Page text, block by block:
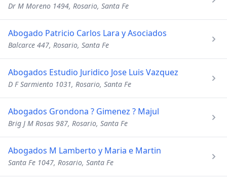
Dr M Moreno 1494, Rosario, Santa Fe
Abogado Patricio Carlos Lara y Asociados
Balcarce 447, Rosario, Santa Fe
Abogados Estudio Juridico Jose Luis Vazquez
D F Sarmiento 1031, Rosario, Santa Fe
Abogados Grondona ? Gimenez ? Majul
Brig J M Rosas 987, Rosario, Santa Fe
Abogados M Lamberto y Maria e Martin
Santa Fe 1047, Rosario, Santa Fe